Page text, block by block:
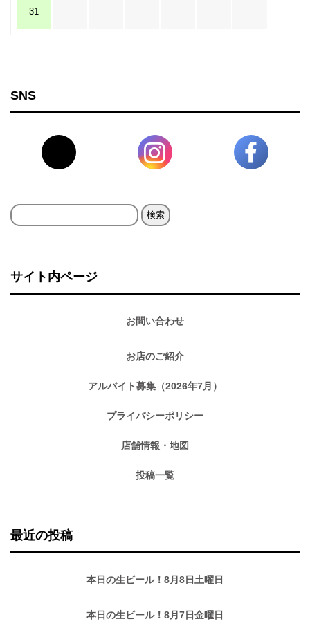
31
SNS
検
サイト内ページ
お問い合わせ
お店のご紹介
アルバイト募集（2026年7月）
プライバシーポリシー
店舗情報・地図
投稿一覧
最近の投稿
本日の生ビール！8月8日土曜日
本日の生ビール！8月7日金曜日